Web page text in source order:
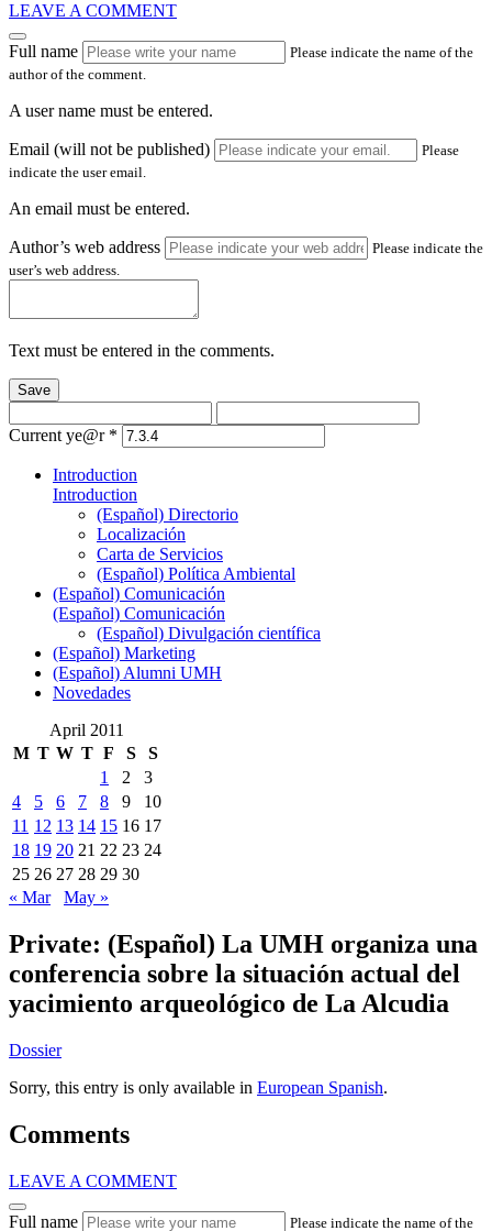
LEAVE A COMMENT
Full name
Please indicate the name of the
author of the comment.
A user name must be entered.
Email (will not be published)
Please
indicate the user email.
An email must be entered.
Author’s web address
Please indicate the
user’s web address.
Text must be entered in the comments.
Save
Current ye@r *
Introduction
Introduction
(Español) Directorio
Localización
Carta de Servicios
(Español) Política Ambiental
(Español) Comunicación
(Español) Comunicación
(Español) Divulgación científica
(Español) Marketing
(Español) Alumni UMH
Novedades
April 2011
M T W T F S
S
1
2
3
4
5 6 7 8 9
10
11 12 13 14 15 16 17
18 19 20 21 22 23 24
25 26 27 28 29 30
« Mar
May »
Private: (Español) La UMH organiza una
conferencia sobre la situación actual del
yacimiento arqueológico de La Alcudia
Dossier
Sorry, this entry is only available in European Spanish.
Comments
LEAVE A COMMENT
Full name Please indicate the name of the